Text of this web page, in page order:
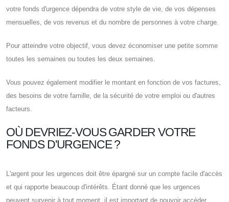
votre fonds d'urgence dépendra de votre style de vie, de vos dépenses
mensuelles, de vos revenus et du nombre de personnes à votre charge.
Pour atteindre votre objectif, vous devez économiser une petite somme
toutes les semaines ou toutes les deux semaines.
Vous pouvez également modifier le montant en fonction de vos factures,
des besoins de votre famille, de la sécurité de votre emploi ou d'autres
facteurs.
OÙ DEVRIEZ-VOUS GARDER VOTRE
FONDS D'URGENCE ?
L'argent pour les urgences doit être épargné sur un compte facile d'accès
et qui rapporte beaucoup d'intérêts. Étant donné que les urgences
peuvent survenir à tout moment, il est important de pouvoir accéder